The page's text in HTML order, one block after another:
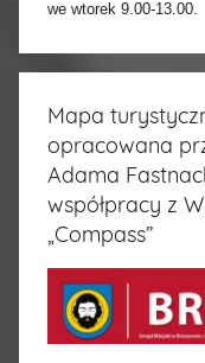
we wtorek 9.00-13.00.
Mapa
opracowana
Adama
współpracy z
„Compass”